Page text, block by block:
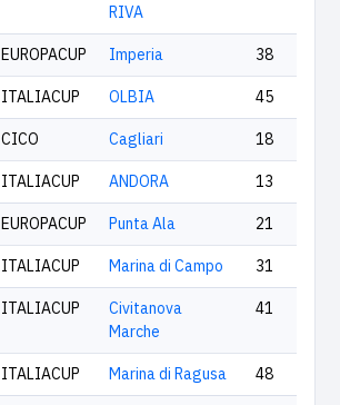
RIVA
EUROPACUP Imperia 38
ITALIACUP OLBIA 45
CICO Cagliari 18
ITALIACUP ANDORA 13
EUROPACUP Punta Ala 21
ITALIACUP Marina di Campo 31
ITALIACUP
Civitanova
Marche
41
ITALIACUP Marina di Ragusa 48